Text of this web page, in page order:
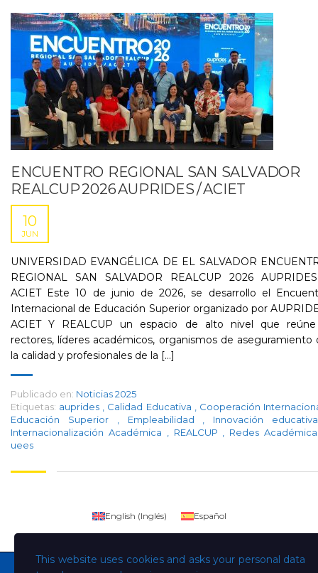
ENCUENTRO REGIONAL SAN SALVADOR
REALCUP 2026 AUPRIDES / ACIET
10
JUN
UNIVERSIDAD EVANGÉLICA DE EL SALVADOR
REGIONAL SAN SALVADOR REALCUP 2026
ACIET Este 10 de junio de 2026, se desarrollo el
Internacional de Educación Superior organizado por
ACIET Y REALCUP un espacio de alto nivel que
rectores, líderes académicos, organismos de aseguramiento
la calidad y profesionales de la [...]
Publicado en: Noticias 2025
Etiquetas: auprides Calidad Educativa
Cooperación
Educación Superior
Empleabilidad
Innovación
Internacionalización Académica
REALCUP
Redes
uees
This website uses cookies and asks your personal data
English (Inglés) Español